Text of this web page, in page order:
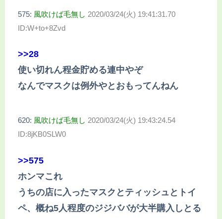
575: 風吹けば毛無し 2020/03/24(火) 19:41:31.70
ID:W+to+8Zvd
>>28
使い切れん程金貯める連中やぞ
なんでマスクは例外やとおもってんねん
620: 風吹けば毛無し 2020/03/24(火) 19:43:24.54
ID:8jKB0SLW0
>>575
ホンマこれ
うちの店に入ったマスクとティッシュとトイ
ペ、概ね5人程度のジジババが大半購入しとる